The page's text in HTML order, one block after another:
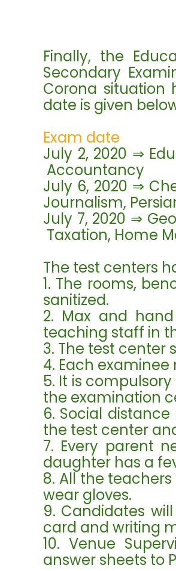
Finally, the
Secondary
Corona situation
date is given
Exam date
July 2,
Accountancy
July 6, 2020 ⇒
Journalism,
July 7, 2020 ⇒
Taxation, Home
The test centers
1. The rooms,
sanitized.
2. Max and
teaching staff in
3. The test center
4. Each
5. It is
the examination
6. Social
the test center
7. Every parent
daughter has a
8. All the
wear gloves.
9. Candidates
card and writing
10. Venue
answer sheets to